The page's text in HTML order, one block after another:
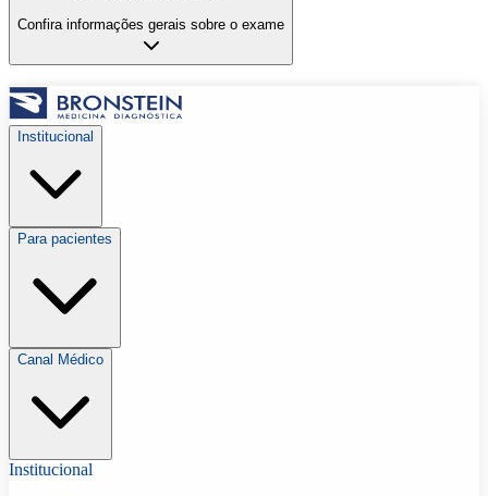
Confira informações gerais sobre o exame
Institucional
Para pacientes
Canal Médico
Institucional